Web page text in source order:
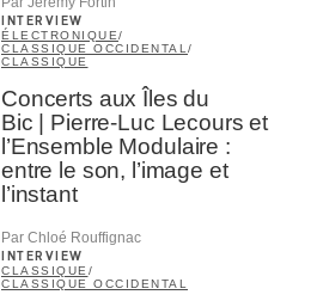
INTERVIEW
ÉLECTRONIQUE/
CLASSIQUE OCCIDENTAL /
CLASSIQUE
Concerts aux Îles du
Bic | Pierre-Luc Lecours et
l’Ensemble Modulaire :
entre le son, l’image et
l’instant
Par Chloé Rouffignac
INTERVIEW
CLASSIQUE/
CLASSIQUE OCCIDENTAL